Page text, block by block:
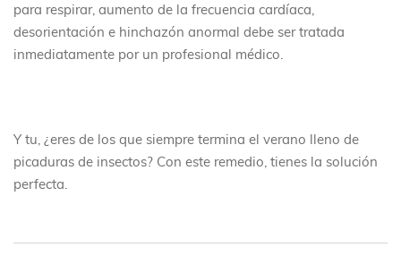
para respirar, aumento de la frecuencia cardíaca,
desorientación e hinchazón anormal debe ser tratada
inmediatamente por un profesional médico.
Y tu, ¿eres de los que siempre termina el verano lleno de
picaduras de insectos? Con este remedio, tienes la solución
perfecta.